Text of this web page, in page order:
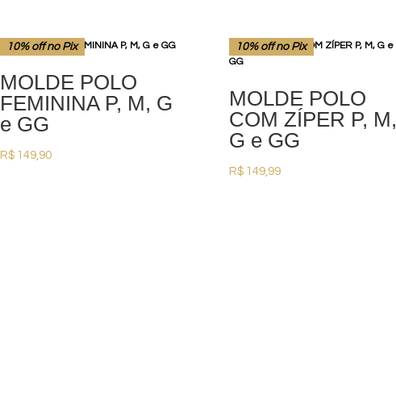
10% off no Pix
MOLDE POLO
FEMININA P, M, G
e GG
R$149,90
10% off no Pix
MOLDE POLO
COM ZÍPER P, M,
G e GG
R$149,99